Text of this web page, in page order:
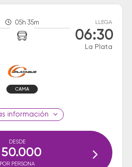
05h 35m LLEGA
06:30
La Plata
CAMA
información
DESDE
50.000
POR PERSONA